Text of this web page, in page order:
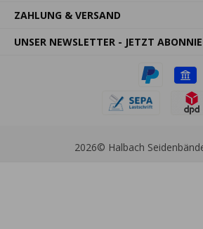
ZAHLUNG & VERSAND
UNSER NEWSLETTER - JETZT
2026© Halbach